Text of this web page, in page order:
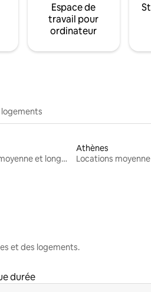
Espace de
travail pour
ordinateur
Locations moyenne et longue durée
Athènes
et des logements.
durée